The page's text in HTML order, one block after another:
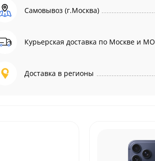
Самовывоз (г.Москва)
Курьерская доставка по Москве и МО
Доставка в регионы